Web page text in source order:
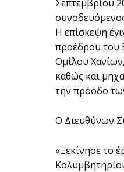
Σεπτεμβρίου
Η επίσκεψη
προέδρου του
Ομίλου
καθώς και
την πρόοδο
Ο Διευθύνων
«Ξεκίνησε το